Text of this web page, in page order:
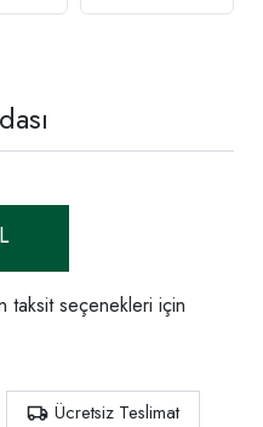
taksit seçenekleri için
Ücretsiz Teslimat